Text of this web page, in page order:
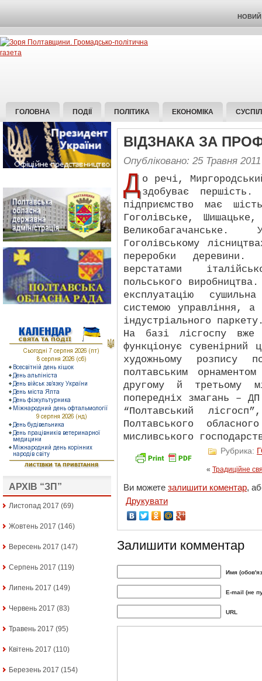
НОВИЙ
ГОЛОВНА ПОДІЇ ПОЛІТИКА ЕКОНОМІКА
АРХІВ “ЗП”
Листопад 2017 (69)
Жовтень 2017 (146)
Вересень 2017 (147)
Серпень 2017 (119)
Липень 2017 (149)
Червень 2017 (83)
Травень 2017 (95)
Квітень 2017 (110)
Березень 2017 (154)
ВІДЗНАКА ЗА
Опубліковано: 25 Травня 2011
Д о речі,
здобуває першість.
підприємство має
Гоголівське,
Гоголівському
переробки деревини.
верстатами
польського
експлуатацію
системою управління,
індустріального
На базі лісгоспу вже
функціонує сувенірний
художньому розпису
полтавським
другому й третьому
попередніх змагань –
“Полтавський
Полтавського
мисливського
Рубрика:
« Традиційне
Ви можете залишити коментар,
Друкувати
Залишити комментар
Имя
E-mail (не
URL